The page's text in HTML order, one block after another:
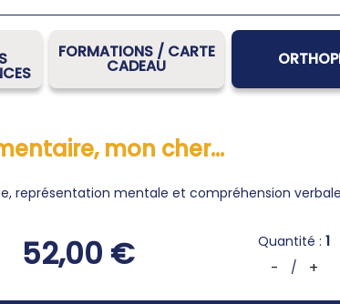
FORMATIONS / CARTE
CADEAU
mon cher...
représentation mentale et compréhension
52,00 € Quantité : 1
- / +